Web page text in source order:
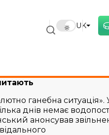
UK
ганебна ситуація».
днів немає
анонсував